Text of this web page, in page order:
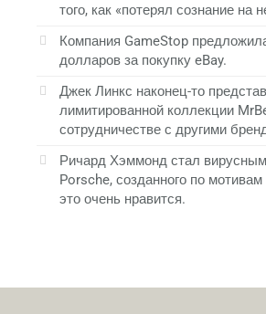
того, как «потерял сознание на
Компания GameStop
долларов за покупку eBay.
Джек Линкс наконец-то
лимитированной коллекции
сотрудничестве с другими
Ричард Хэммонд стал
Porsche, созданного по
это очень нравится.